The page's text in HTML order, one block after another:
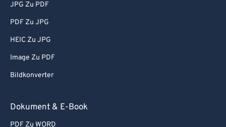
JPG Zu PDF
PDF Zu JPG
HEIC Zu JPG
Image Zu PDF
Bildkonverter
Dokument & E-Book
PDF Zu WORD